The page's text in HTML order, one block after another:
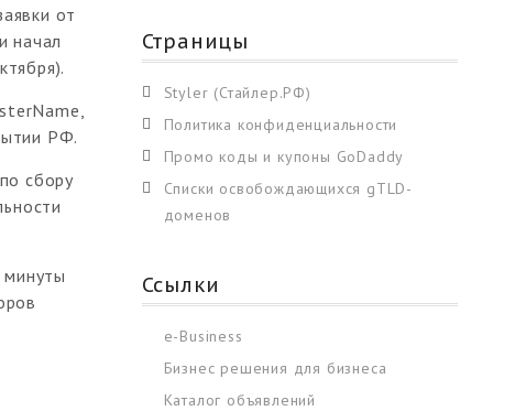
от
начал
РФ.
сбору
Страницы
Styler (Стайлер.РФ)
Политика конфиденциальности
Промо коды и купоны GoDaddy
Списки освобождающихся gTLD-
доменов
Ссылки
e-Business
Бизнес решения для бизнеса
Каталог объявлений